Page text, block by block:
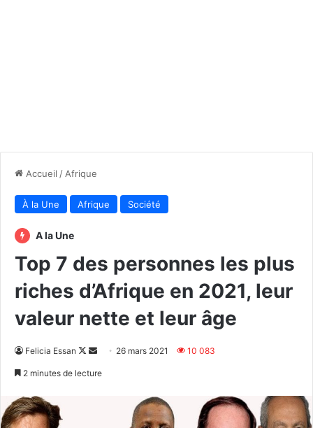
Accueil / Afrique
À la Une Afrique Société
A la Une
Top 7 des personnes les plus
riches d’Afrique en 2021, leur
valeur nette et leur âge
Felicia Essan
Follow
Envoyer26 mars 2021 10 083
2 minutes de lecture